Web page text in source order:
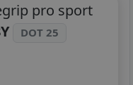
pro sport
DOT 25